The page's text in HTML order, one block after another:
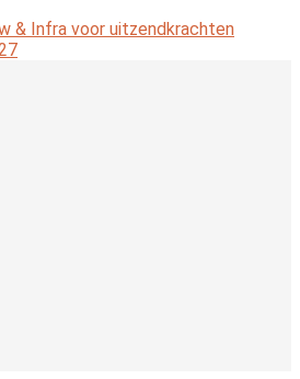
& Infra voor uitzendkrachten